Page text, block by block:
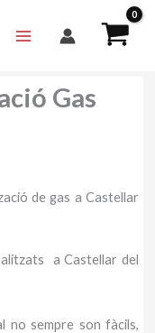
Gas
de gas a Castellar
a Castellar del
no sempre son fàcils,